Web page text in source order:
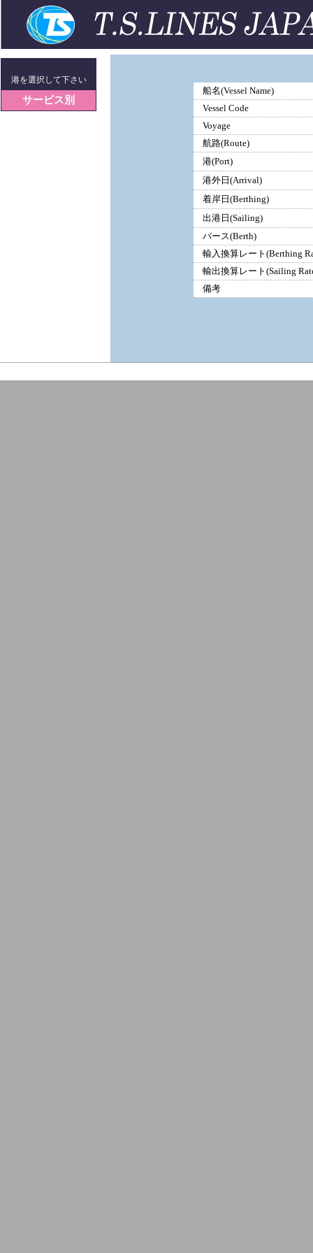
港を選択して下さい
サービス別
船名(Vessel Name)
Vessel Code
Voyage
航路(Route)
港(Port)
港外日(Arrival)
着岸日(Berthing)
出港日(Sailing)
バース(Berth)
輸入換算レート(Berthing
輸出換算レート(Sailing
備考